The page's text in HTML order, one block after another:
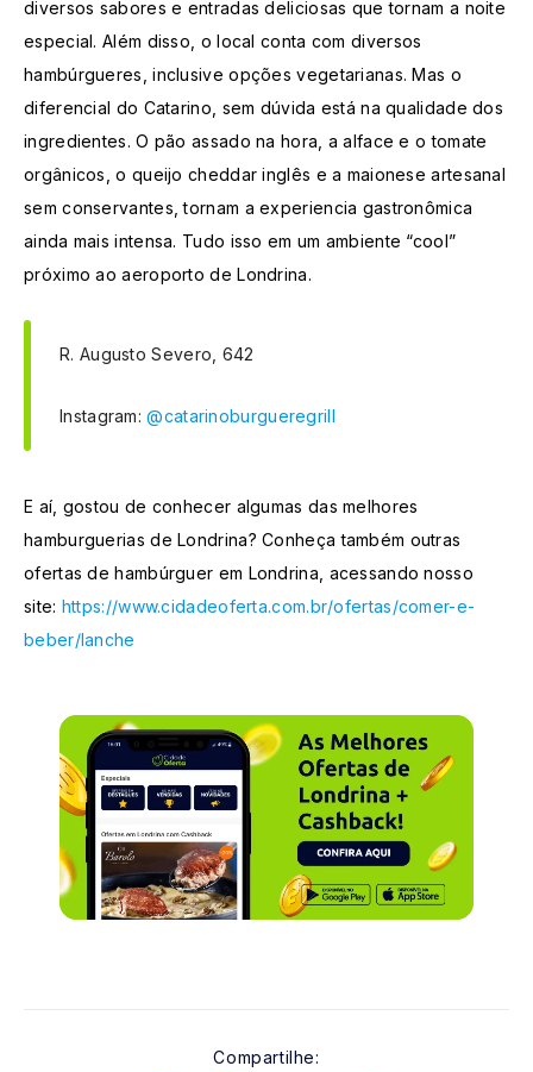
diversos sabores e entradas deliciosas que tornam a noite
especial. Além disso, o local conta com diversos
hambúrgueres, inclusive opções vegetarianas. Mas o
diferencial do Catarino, sem dúvida está na qualidade dos
ingredientes. O pão assado na hora, a alface e o tomate
orgânicos, o queijo cheddar inglês e a maionese artesanal
sem conservantes, tornam a experiencia gastronômica
ainda mais intensa. Tudo isso em um ambiente “cool”
próximo ao aeroporto de Londrina.
R. Augusto Severo, 642
Instagram:@catarinoburgueregrill
E aí, gostou de conhecer algumas das melhores
hamburguerias de Londrina? Conheça também outras
ofertas de hambúrguer em Londrina, acessando nosso
site: https://www.cidadeoferta.com.br/ofertas/comer-e-
beber/lanche
Compartilhe: